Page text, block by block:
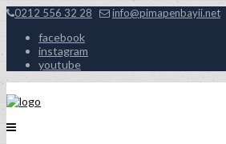
0212 556 32 28 info@pimapenbayii.net
facebook
instagram
youtube